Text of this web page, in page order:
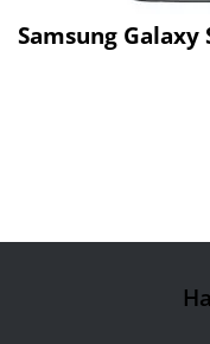
Samsung Galaxy